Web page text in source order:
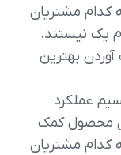
کدام مشتریان
یک نیستند،
آوردن بهترین
عملکرد
محصول کمک
کدام مشتریان